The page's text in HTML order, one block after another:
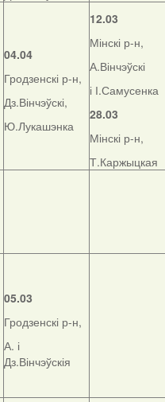
04.04
Гродзенскі р-н,
Дз.Вінчэўскі,
Ю.Лукашэнка
12.03
Мінскі р-н,
А.Вінчэўскі
і І.Самусенка
28.03
Мінскі р-н,
Т.Каржыцкая
05.03
Гродзенскі р-н,
А. і
Дз.Вінчэўскія